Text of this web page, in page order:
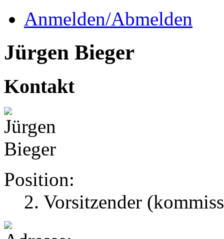
Anmelden/Abmelden
Jürgen Bieger
Kontakt
Position:
2. Vorsitzender